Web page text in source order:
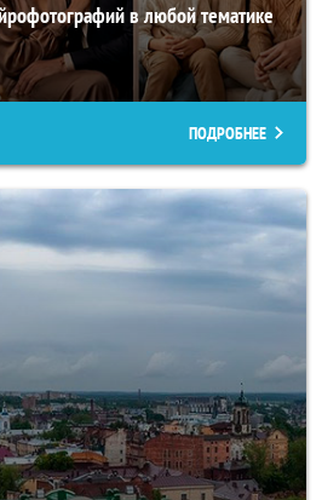
в любой тематике
ПОДРОБНЕЕ